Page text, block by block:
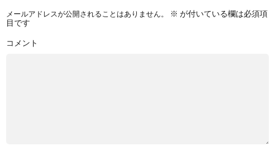
メールアドレスが公開されることはありません。 ※ が付いている欄は必須項
目です
コメント